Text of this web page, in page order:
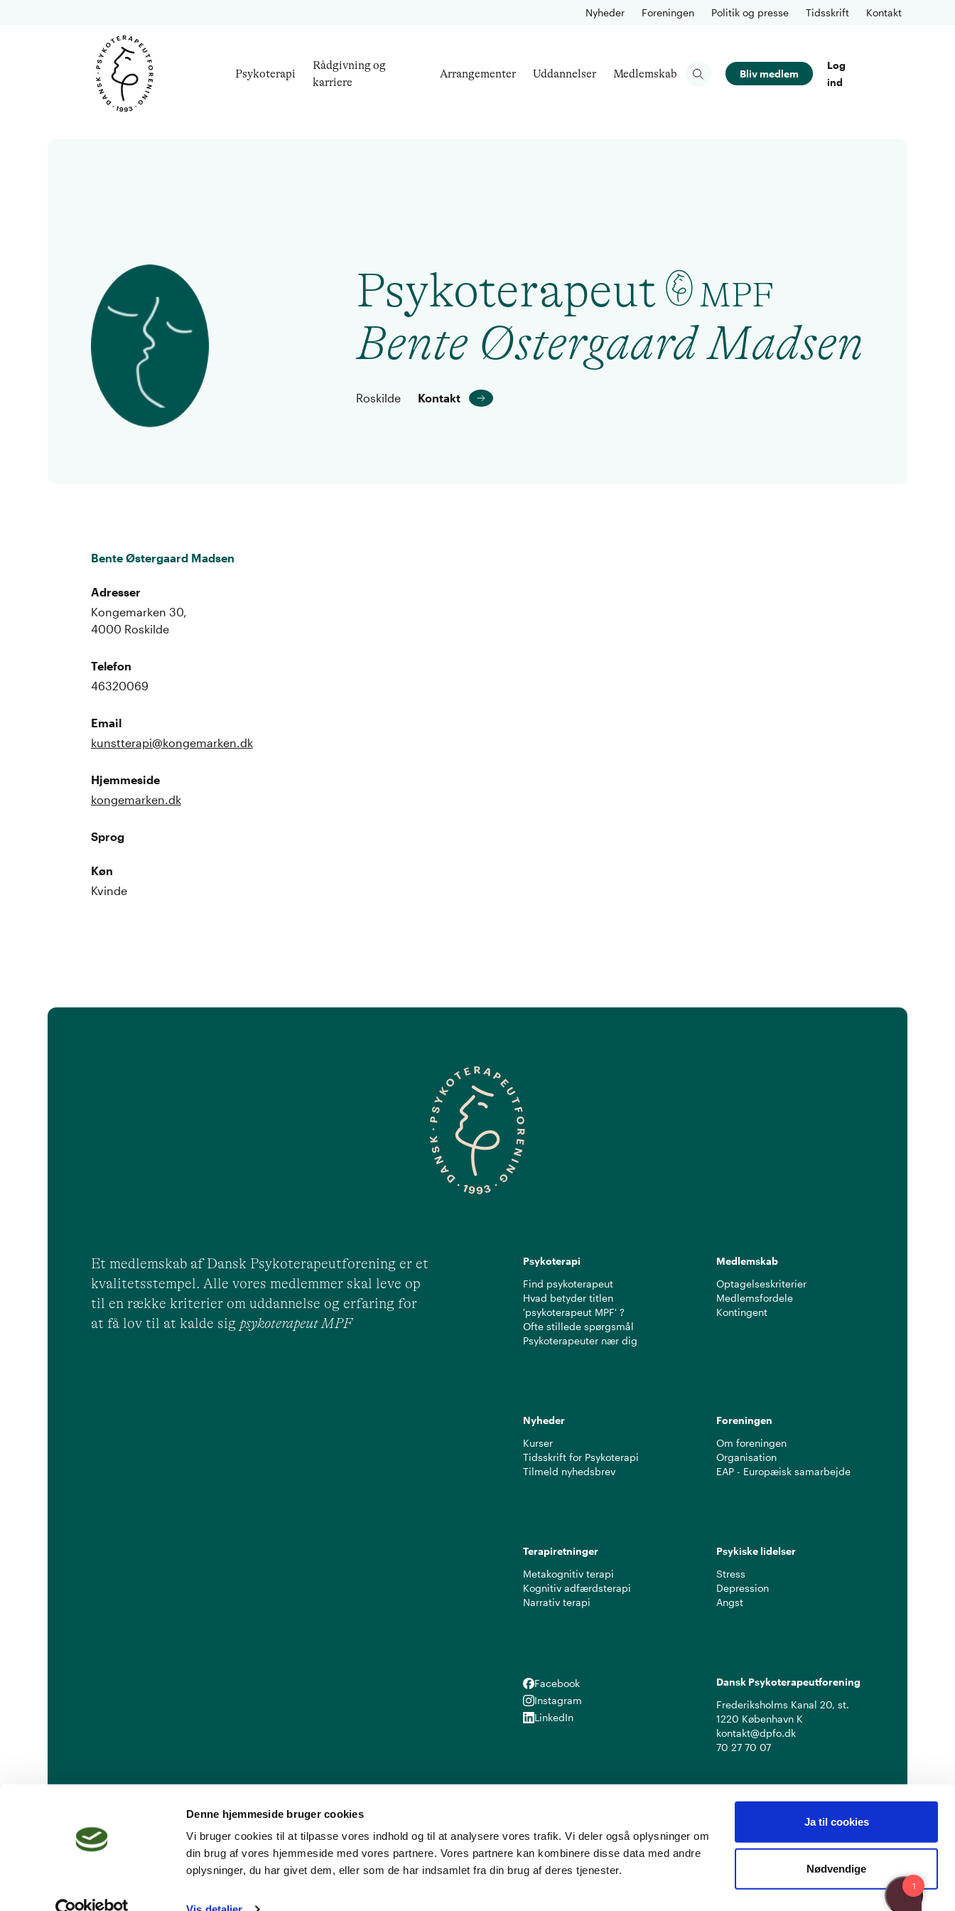
Denne hjemmeside bruger cookies
Vi bruger cookies til at tilpasse vores indhold og til at analysere vores trafik. Vi deler også oplysninger om
din brug af vores hjemmeside med vores partnere. Vores partnere kan kombinere disse data med andre
oplysninger, du har givet dem, eller som de har indsamlet fra din brug af deres tjenester.
Ja til cookies
Nødvendige
Nyheder Foreningen Politik og presse Tidsskrift Kontakt
Psykoterapi
Rådgivning og
karriere
Arrangementer Uddannelser Medlemskab Bliv medlem
Log
ind
Psykoterapeut MPF
Bente Østergaard Madsen
Roskilde Kontakt
Bente Østergaard Madsen
Adresser
Kongemarken 30,
4000 Roskilde
Telefon
46320069
Email
kunstterapi@kongemarken.dk
Hjemmeside
kongemarken.dk
Sprog
Køn
Kvinde
Et medlemskab af Dansk Psykoterapeutforening er et
kvalitetsstempel. Alle vores medlemmer skal leve op
til en række kriterier om uddannelse og erfaring for
at få lov til at kalde sig psykoterapeut MPF
Psykoterapi
Find psykoterapeut
Hvad betyder titlen
'psykoterapeut MPF' ?
Ofte stillede spørgsmål
Psykoterapeuter nær dig
Medlemskab
Optagelseskriterier
Medlemsfordele
Kontingent
Nyheder
Kurser
Tidsskrift for Psykoterapi
Tilmeld nyhedsbrev
Foreningen
Om foreningen
Organisation
EAP - Europæisk samarbejde
Terapiretninger
Metakognitiv terapi
Kognitiv adfærdsterapi
Narrativ terapi
Psykiske lidelser
Stress
Depression
Angst
Facebook
Facebook
Instagram
Instagram
LinkedIn
LinkedIn
Dansk Psykoterapeutforening
Frederiksholms Kanal 20, st.
1220 København K
kontakt@dpfo.dk
70 27 70 07
Dansk Psykoterapeutforening Cookiepolitik